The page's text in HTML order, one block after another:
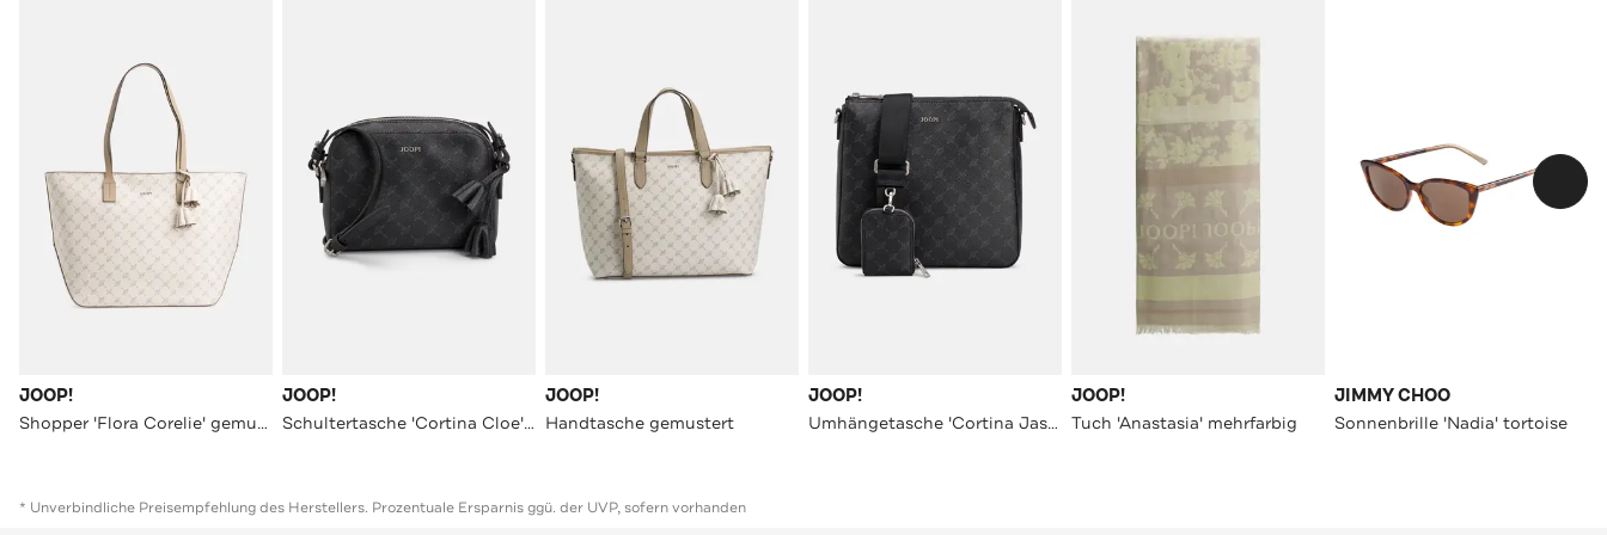
JOOP!
Shopper 'Flora Corelie' gemustert
JOOP!
Schultertasche 'Cortina Cloe' logo
JOOP!
Handtasche gemustert
JOOP!
Umhängetasche 'Cortina Jasmina' gemustert
JOOP!
Tuch 'Anastasia' mehrfarbig
JIMMY CHOO
Sonnenbrille 'Nadia' tortoise
* Unverbindliche Preisempfehlung des Herstellers. Prozentuale Ersparnis ggü. der UVP, sofern vorhanden